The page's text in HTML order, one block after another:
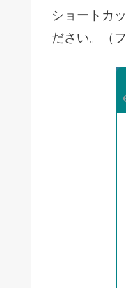
ショートカ
ださい。（